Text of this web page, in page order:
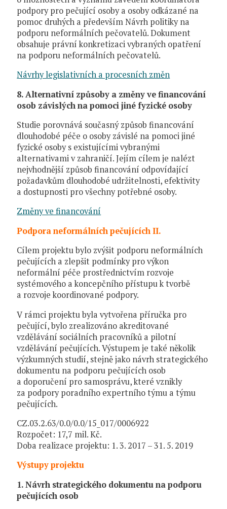
podpory pro pečující osoby a osoby odkázané na
pomoc druhých a především Návrh politiky na
podporu neformálních pečovatelů. Dokument
obsahuje právní konkretizaci vybraných opatření
na podporu neformálních pečovatelů.
Návrhy legislativních a procesních změn
8. Alternativní způsoby a změny ve financování
osob závislých na pomoci jiné fyzické osoby
Studie porovnává současný způsob financování
dlouhodobé péče o osoby závislé na pomoci jiné
fyzické osoby s existujícími vybranými
alternativami v zahraničí. Jejím cílem je nalézt
nejvhodnější způsob financování odpovídající
požadavkům dlouhodobé udržitelnosti, efektivity
a dostupnosti pro všechny potřebné osoby.
Změny ve financování
Podpora neformálních pečujících II.
Cílem projektu bylo zvýšit podporu neformálních
pečujících a zlepšit podmínky pro výkon
neformální péče prostřednictvím rozvoje
systémového a koncepčního přístupu k tvorbě
a rozvoje koordinované podpory.
V rámci projektu byla vytvořena příručka pro
pečující, bylo zrealizováno akreditované
vzdělávání sociálních pracovníků a pilotní
vzdělávání pečujících. Výstupem je také několik
výzkumných studií, stejně jako návrh strategického
dokumentu na podporu pečujících osob
a doporučení pro samosprávu, které vznikly
za podpory poradního expertního týmu a týmu
pečujících.
CZ.03.2.63/0.0/0.0/15_017/0006922
Rozpočet: 17,7 mil. Kč.
Doba realizace projektu: 1. 3. 2017 – 31. 5. 2019
Výstupy projektu
1. Návrh strategického dokumentu na podporu
pečujících osob